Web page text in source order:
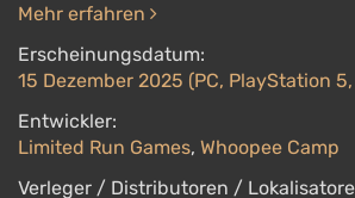
Mehr erfahren
Erscheinungsdatum:
15 Dezember 2025 (PC, PlayStation
Entwickler:
Limited Run Games, Whoopee Camp
Verleger / Distributoren /